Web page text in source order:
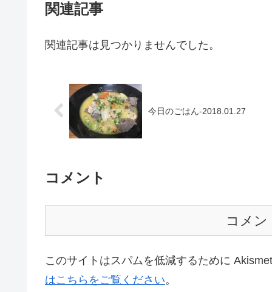
関連記事
関連記事は見つかりませんでした。
今日のごはん-2018.01.27
コメント
コメン
このサイトはスパムを低減するために
はこちらをご覧ください。